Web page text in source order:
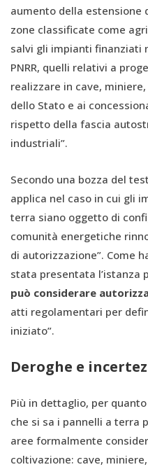
aumento della estensione
zone classificate come
salvi gli impianti finanziati
PNRR, quelli relativi a
realizzare in cave,
dello Stato e ai
rispetto della fascia
industriali”.
Secondo una bozza del
applica nel caso in cui gli
terra siano oggetto di
comunità energetiche
di autorizzazione”. Come
stata presentata l’istanza
può considerare
atti regolamentari per
iniziato”.
Deroghe e
Più in dettaglio, per
che si sa i pannelli a terra
aree formalmente
coltivazione: cave,